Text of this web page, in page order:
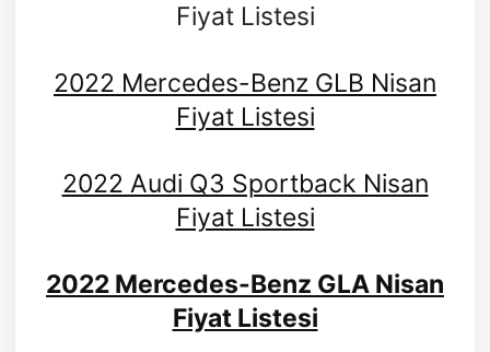
Fiyat Listesi
2022 Mercedes-Benz GLB Nisan
Fiyat Listesi
2022 Audi Q3 Sportback Nisan
Fiyat Listesi
2022 Mercedes-Benz GLA Nisan
Fiyat Listesi